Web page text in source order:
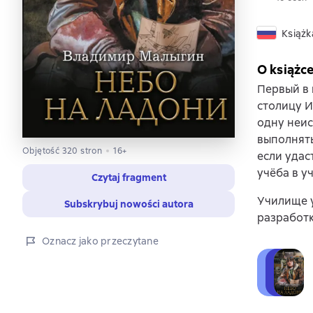
Objętość 320 stron 16+
Czytaj fragment
Subskrybuj nowości autora
Oznacz jako przeczytane
O książce
Первый в
столицу
одну
если
учёба в
Училище